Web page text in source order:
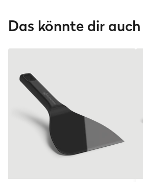
Das könnte dir